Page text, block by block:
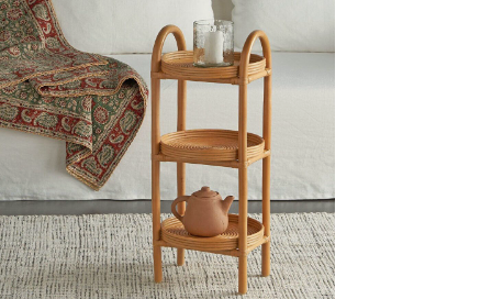
In den Warenkorb